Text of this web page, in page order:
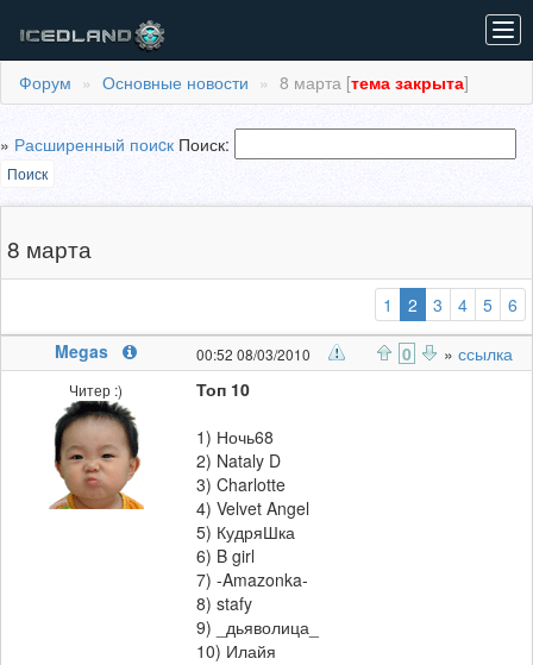
Форум
Основные новости 8 марта [тема закрыта]
» Расширенный поиcк Поиск:
Поиск
8 марта
1 2 (выбранная)
3 4 5
6
Megas
00:52 08/03/2010 0 » ссылка
Читер :)
Топ 10
1) Ночь68
2) Nataly D
3) Charlotte
4) Velvet Angel
5) КудряШка
6) B girl
7) -Amazonka-
8) stafy
9) _дьяволица_
10) Илайя